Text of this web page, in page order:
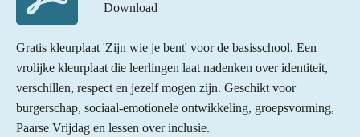
Download
Gratis kleurplaat 'Zijn wie je bent' voor de basisschool. Een
vrolijke kleurplaat die leerlingen laat nadenken over identiteit,
verschillen, respect en jezelf mogen zijn. Geschikt voor
burgerschap, sociaal-emotionele ontwikkeling, groepsvorming,
Paarse Vrijdag en lessen over inclusie.